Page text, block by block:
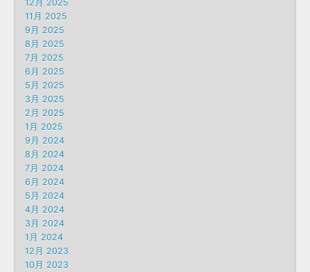
12月 2025
11月 2025
9月 2025
8月 2025
7月 2025
6月 2025
5月 2025
3月 2025
2月 2025
1月 2025
9月 2024
8月 2024
7月 2024
6月 2024
5月 2024
4月 2024
3月 2024
1月 2024
12月 2023
10月 2023